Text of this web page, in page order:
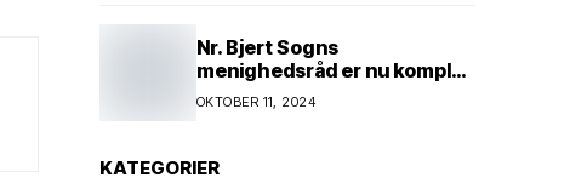
Nr. Bjert Sogns
menighedsråd er nu komplet
* Trapholt i efterårsferien:
Kunst og kreativitet i
kunstnerpar repræsenteres
OKTOBER 11, 2024
KATEGORIER